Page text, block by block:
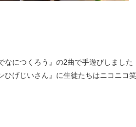
なにつくろう』の2曲で手遊びしました
ひげじいさん』に生徒たちはニコニコ